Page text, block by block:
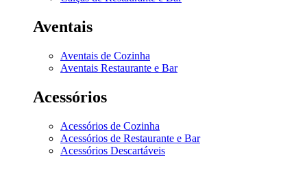
Aventais
Aventais de Cozinha
Aventais Restaurante e Bar
Acessórios
Acessórios de Cozinha
Acessórios de Restaurante e Bar
Acessórios Descartáveis